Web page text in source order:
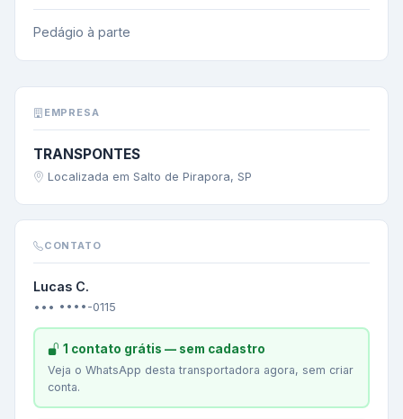
Pedágio à parte
EMPRESA
TRANSPONTES
Localizada em Salto de Pirapora, SP
CONTATO
Lucas C.
••• ••••-0115
1 contato grátis — sem cadastro
Veja o WhatsApp desta transportadora agora, sem criar
conta.